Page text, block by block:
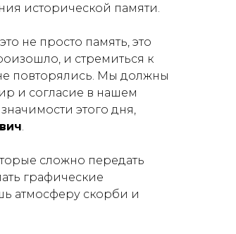
исторической памяти.
не просто память, это
и стремиться к
повторялись. Мы должны
и согласие в нашем
этого дня,
.
сложно передать
графические
атмосферу скорби и